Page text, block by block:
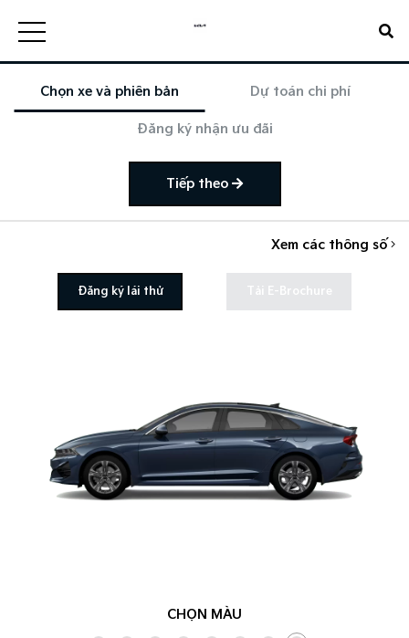
Chọn xe và phiên bản Dự toán chi phí
Đăng ký nhận ưu đãi
Tiếp theo
Xem các thông số
Đăng ký lái thử Tải E-Brochure
CHỌN MÀU